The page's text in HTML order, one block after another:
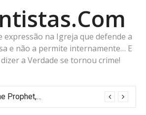
expressão na Igreja que defende a
e não a permite internamente… E
a Verdade se tornou crime!
Reclaiming the Prophet, o livro que o White Estate censurou e proibiu
Eternidade com a “expressa imagem do Pai” ou futuro incerto com a “imagem da Besta”?